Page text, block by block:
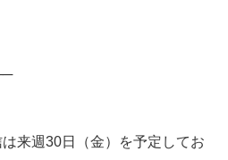
来週30日（金）を予定してお